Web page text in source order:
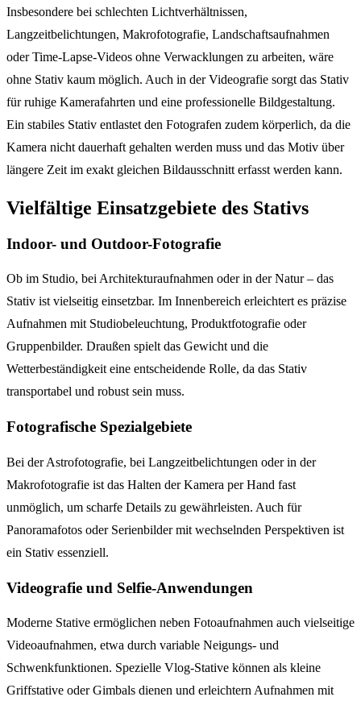
Insbesondere bei schlechten Lichtverhältnissen,
Langzeitbelichtungen, Makrofotografie, Landschaftsaufnahmen
oder Time-Lapse-Videos ohne Verwacklungen zu arbeiten, wäre
ohne Stativ kaum möglich. Auch in der Videografie sorgt das Stativ
für ruhige Kamerafahrten und eine professionelle Bildgestaltung.
Ein stabiles Stativ entlastet den Fotografen zudem körperlich, da die
Kamera nicht dauerhaft gehalten werden muss und das Motiv über
längere Zeit im exakt gleichen Bildausschnitt erfasst werden kann.
Vielfältige Einsatzgebiete des Stativs
Indoor- und Outdoor-Fotografie
Ob im Studio, bei Architekturaufnahmen oder in der Natur – das
Stativ ist vielseitig einsetzbar. Im Innenbereich erleichtert es präzise
Aufnahmen mit Studiobeleuchtung, Produktfotografie oder
Gruppenbilder. Draußen spielt das Gewicht und die
Wetterbeständigkeit eine entscheidende Rolle, da das Stativ
transportabel und robust sein muss.
Fotografische Spezialgebiete
Bei der Astrofotografie, bei Langzeitbelichtungen oder in der
Makrofotografie ist das Halten der Kamera per Hand fast
unmöglich, um scharfe Details zu gewährleisten. Auch für
Panoramafotos oder Serienbilder mit wechselnden Perspektiven ist
ein Stativ essenziell.
Videografie und Selfie-Anwendungen
Moderne Stative ermöglichen neben Fotoaufnahmen auch vielseitige
Videoaufnahmen, etwa durch variable Neigungs- und
Schwenkfunktionen. Spezielle Vlog-Stative können als kleine
Griffstative oder Gimbals dienen und erleichtern Aufnahmen mit